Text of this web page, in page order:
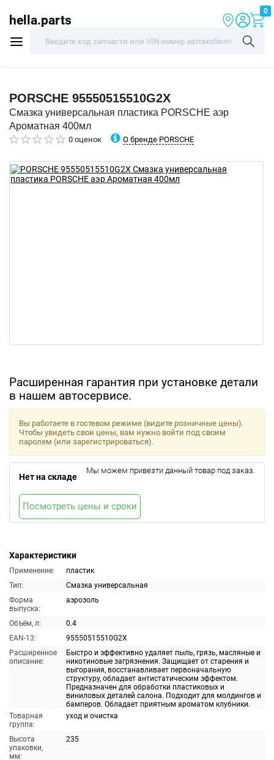
hella.parts
0
PORSCHE 95550515510G2X
Смазка универсальная пластика PORSCHE аэр
Ароматная 400мл
0 оценок О бренде PORSCHE
Расширенная гарантия при установке детали
в нашем автосервисе.
Характеристики
Применение:
пластик
Тип:
Смазка универсальная
Форма
выпуска:
аэрозоль
Объём, л:
0.4
EAN-13:
95550515510G2X
Расширенное
описание:
Быстро и эффективно удаляет пыль, грязь, масляные и
никотиновые загрязнения. Защищает от старения и
выгорания, восстанавливает первоначальную
структуру, обладает антистатическим эффектом.
Предназначен для обработки пластиковых и
виниловых деталей салона. Подходит для молдингов и
бамперов. Обладает приятным ароматом клубники.
Товарная
группа:
уход и очистка
Высота
упаковки,
мм:
235
Вы работаете в гостевом режиме (видите розничные цены).
Чтобы увидеть свои цены, вам нужно войти под своим
паролем (или зарегистрироваться).
Нет на складе
Мы можем привезти данный товар под заказ.
Посмотреть цены и сроки